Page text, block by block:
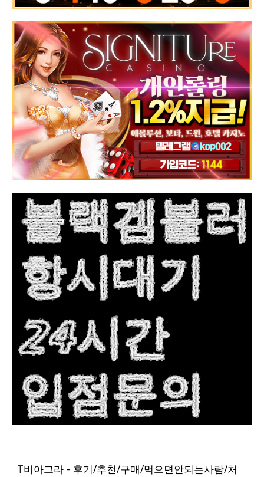
T비아그라 - 후기/추천/구매/먹으면안되는사람/처